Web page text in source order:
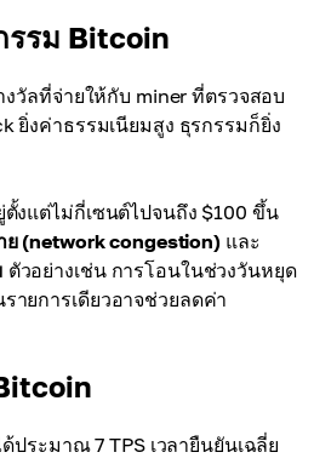
รรม Bitcoin
งวัลที่จ่ายให้กับ miner ที่ตรวจสอบ
ยิ่งค่าธรรมเนียมสูง ธุรกรรมก็ยิ่ง
งแต่ไม่กี่เซนต์ไปจนถึง $100 ขึ้น
ย (network congestion)และ
ตัวอย่างเช่น การโอนในช่วงวันหยุด
ายการเดียวอาจช่วยลดค่า
ประมาณ 7 TPS เวลายืนยันเฉลี่ย